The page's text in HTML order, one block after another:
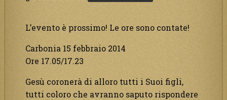
L’evento è prossimo! Le ore sono contate!
Carbonia 15 febbraio 2014
Ore 17.05/17.23
Gesù coronerà di alloro tutti i Suoi figli,
tutti coloro che avranno saputo rispondere